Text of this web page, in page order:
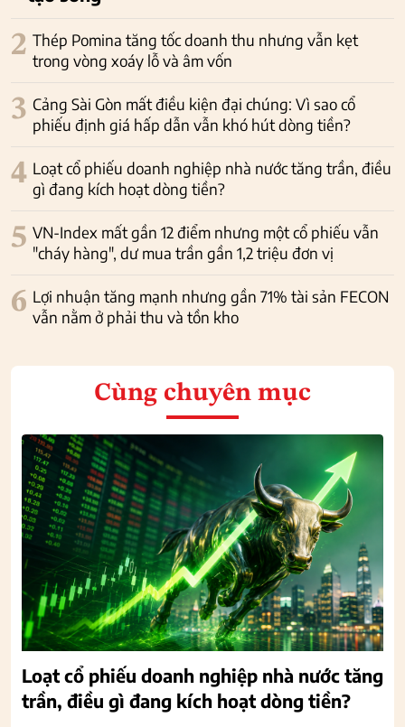
2 Thép Pomina tăng tốc doanh thu nhưng vẫn kẹt
trong vòng xoáy lỗ và âm vốn
3 Cảng Sài Gòn mất điều kiện đại chúng: Vì sao cổ
phiếu định giá hấp dẫn vẫn khó hút dòng tiền?
4 Loạt cổ phiếu doanh nghiệp nhà nước tăng trần, điều
gì đang kích hoạt dòng tiền?
5 VN-Index mất gần 12 điểm nhưng một cổ phiếu vẫn
"cháy hàng", dư mua trần gần 1,2 triệu đơn vị
6 Lợi nhuận tăng mạnh nhưng gần 71% tài sản FECON
vẫn nằm ở phải thu và tồn kho
Cùng chuyên mục
Loạt cổ phiếu doanh nghiệp nhà nước tăng
trần, điều gì đang kích hoạt dòng tiền?